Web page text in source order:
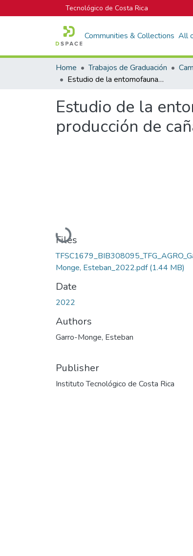
Tecnológico de Costa Rica
Communities & Collections All
Home Trabajos de Graduación
Estudio de la entomofauna asociada a las arvenses en sistemas de producción de caña de azúcar en Pérez Zeledón, Costa Rica
Estudio de la
producción de
Loading...
Files
Monge, Esteban_2022.pdf(1.44 MB)
Date
2022
Authors
Garro-Monge, Esteban
Publisher
Instituto Tecnológico de Costa Rica